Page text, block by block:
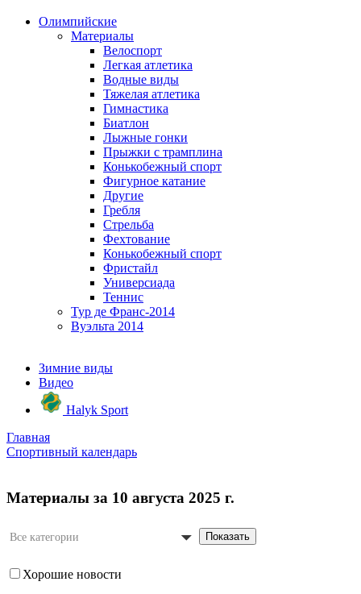
Олимпийские
Материалы
Велоспорт
Легкая атлетика
Водные виды
Тяжелая атлетика
Гимнастика
Биатлон
Лыжные гонки
Прыжки с трамплина
Конькобежный спорт
Фигурное катание
Другие
Гребля
Стрельба
Фехтование
Конькобежный спорт
Фристайл
Универсиада
Теннис
Тур де Франс-2014
Вуэльта 2014
Зимние виды
Видео
Halyk Sport
Главная
Спортивный календарь
Материалы за 10 августа 2025 г.
Все категории Показать
Хорошие новости